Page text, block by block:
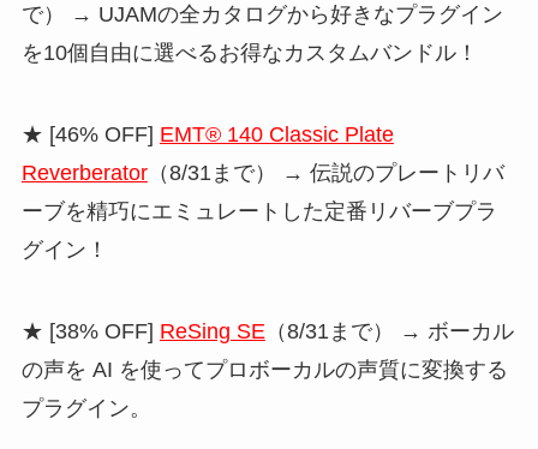
で） → UJAMの全カタログから好きなプラグイン
を10個自由に選べるお得なカスタムバンドル！
★ [46% OFF] EMT® 140 Classic Plate
Reverberator（8/31まで） → 伝説のプレートリバ
ーブを精巧にエミュレートした定番リバーブプラ
グイン！
★ [38% OFF] ReSing SE （8/31まで） → ボーカル
の声を AI を使ってプロボーカルの声質に変換する
プラグイン。